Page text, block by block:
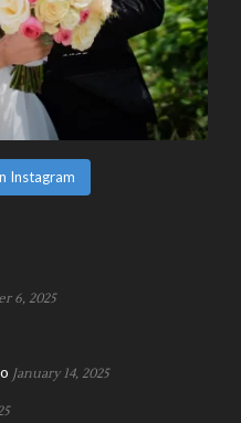
Instagram
6, 2025
January 14, 2025